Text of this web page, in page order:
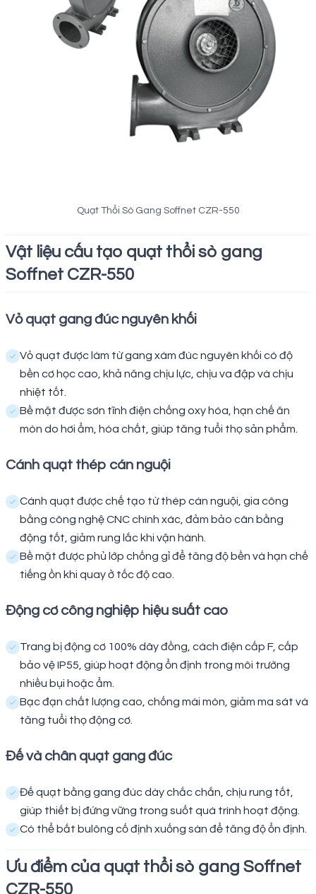
Quạt Thổi Sò Gang Soffnet CZR-550
Vật liệu cấu tạo quạt thổi sò gang
Soffnet CZR-550
Vỏ quạt gang đúc nguyên khối
Vỏ quạt được làm từ gang xám đúc nguyên khối có độ
bền cơ học cao, khả năng chịu lực, chịu va đập và chịu
nhiệt tốt.
Bề mặt được sơn tĩnh điện chống oxy hóa, hạn chế ăn
mòn do hơi ẩm, hóa chất, giúp tăng tuổi thọ sản phẩm.
Cánh quạt thép cán nguội
Cánh quạt được chế tạo từ thép cán nguội, gia công
bằng công nghệ CNC chính xác, đảm bảo cân bằng
động tốt, giảm rung lắc khi vận hành.
Bề mặt được phủ lớp chống gỉ để tăng độ bền và hạn chế
tiếng ồn khi quay ở tốc độ cao.
Động cơ công nghiệp hiệu suất cao
Trang bị động cơ 100% dây đồng, cách điện cấp F, cấp
bảo vệ IP55, giúp hoạt động ổn định trong môi trường
nhiều bụi hoặc ẩm.
Bạc đạn chất lượng cao, chống mài mòn, giảm ma sát và
tăng tuổi thọ động cơ.
Đế và chân quạt gang đúc
Đế quạt bằng gang đúc dày chắc chắn, chịu rung tốt,
giúp thiết bị đứng vững trong suốt quá trình hoạt động.
Có thể bắt bulông cố định xuống sàn để tăng độ ổn định.
Ưu điểm của quạt thổi sò gang Soffnet
CZR-550